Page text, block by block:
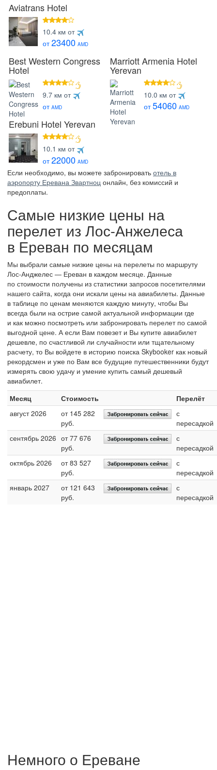
Aviatrans Hotel
4 звезды
10.4 км от
от23400 AMD
Best Western Congress
Hotel
4 звезды
9.7 км от
от AMD
Marriott Armenia Hotel
Yerevan
4 звезды
10.0 км от
от54060 AMD
Erebuni Hotel Yerevan
4 звезды
10.1 км от
от22000 AMD
Если необходимо, вы можете забронировать отель в
аэропорту Еревана Звартноц онлайн, без комиссий и
предоплаты.
Самые низкие цены на
перелет из Лос-Анжелеса
в Ереван по месяцам
Мы выбрали самые низкие цены на перелеты по маршруту
Лос-Анджелес — Ереван в каждом месяце. Данные
по стоимости получены из статистики запросов посетителями
нашего сайта, когда они искали цены на авиабилеты. Данные
в таблице по ценам меняются каждую минуту, чтобы Вы
всегда были на острие самой актуальной информации где
и как можно посмотреть или забронировать перелет по самой
выгодной цене. А если Вам повезет и Вы купите авиабилет
дешевле, по счастливой ли случайности или тщательному
расчету, то Вы войдете в историю поиска Skybooker как новый
рекордсмен и уже по Вам все будущие путешественники будут
измерять свою удачу и умение купить самый дешевый
авиабилет.
Месяц
Стоимость
Перелёт
август 2026
от 145 282
руб.
с
пересадкой
сентябрь 2026 от 77 676
руб.
с
пересадкой
октябрь 2026
от 83 527
руб.
с
пересадкой
январь 2027
от 121 643
руб.
с
пересадкой
Немного о Ереване